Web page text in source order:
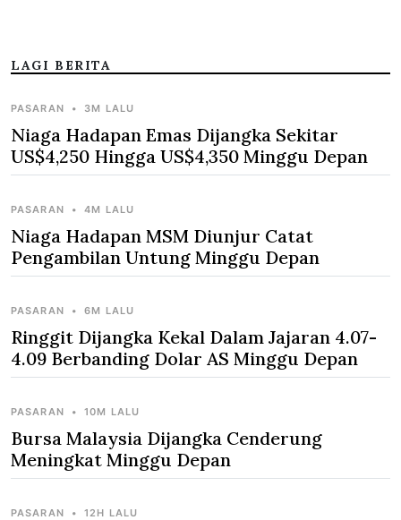
LAGI BERITA
PASARAN • 3M LALU
Niaga Hadapan Emas Dijangka Sekitar
US$4,250 Hingga US$4,350 Minggu Depan
PASARAN • 4M LALU
Niaga Hadapan MSM Diunjur Catat
Pengambilan Untung Minggu Depan
PASARAN • 6M LALU
Ringgit Dijangka Kekal Dalam Jajaran 4.07-
4.09 Berbanding Dolar AS Minggu Depan
PASARAN • 10M LALU
Bursa Malaysia Dijangka Cenderung
Meningkat Minggu Depan
PASARAN • 12H LALU